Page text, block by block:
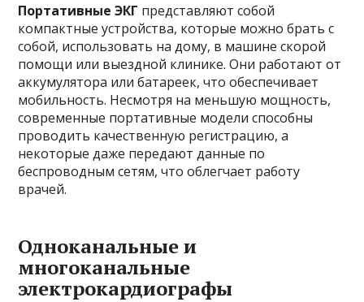
Портативные ЭКГ представляют собой
компактные устройства, которые можно брать с
собой, использовать на дому, в машине скорой
помощи или выездной клинике. Они работают от
аккумулятора или батареек, что обеспечивает
мобильность. Несмотря на меньшую мощность,
современные портативные модели способны
проводить качественную регистрацию, а
некоторые даже передают данные по
беспроводным сетям, что облегчает работу
врачей.
Одноканальные и
многоканальные
электрокардиографы